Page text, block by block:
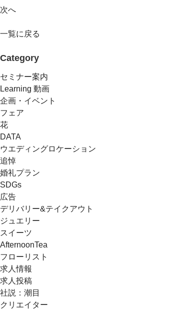
次へ
一覧に戻る
Category
セミナー案内
Learning 動画
企画・イベント
フェア
花
DATA
ウエディングロケーション
追悼
婚礼プラン
SDGs
広告
デリバリー&テイクアウト
ジュエリー
スイーツ
AfternoonTea
フローリスト
求人情報
求人投稿
社説：潮目
クリエイター